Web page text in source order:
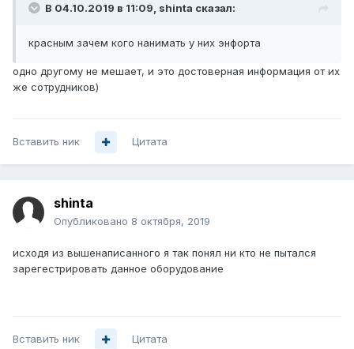
В 04.10.2019 в 11:09, shinta сказал:
красным зачем кого нанимать у них энфорта
одно другому не мешает, и это достоверная информация от их
же сотрудников)
Вставить ник Цитата
shinta
Опубликовано 8 октября, 2019
исходя из вышенаписанного я так понял ни кто не пытался
зарегестрировать данное оборудование
Вставить ник Цитата